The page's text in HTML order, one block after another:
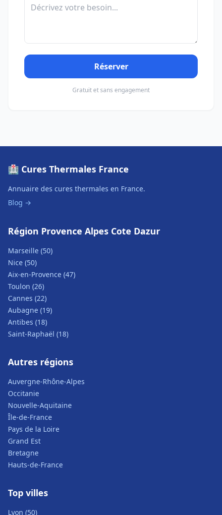
Réserver
Gratuit et sans engagement
🏥 Cures Thermales France
Annuaire des cures thermales en France.
Blog →
Région Provence Alpes Cote Dazur
Marseille (50)
Nice (50)
Aix-en-Provence (47)
Toulon (26)
Cannes (22)
Aubagne (19)
Antibes (18)
Saint-Raphaël (18)
Autres régions
Auvergne-Rhône-Alpes
Occitanie
Nouvelle-Aquitaine
Île-de-France
Pays de la Loire
Grand Est
Bretagne
Hauts-de-France
Top villes
Lyon (50)